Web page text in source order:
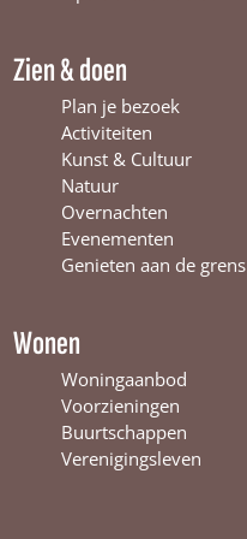
i
n
t
e
r
s
w
i
W
n
w
Zien & doen
Plan je bezoek
Activiteiten
Kunst & Cultuur
Natuur
Overnachten
Evenementen
Genieten aan de grens
Wonen
Woningaanbod
Voorzieningen
Buurtschappen
Verenigingsleven